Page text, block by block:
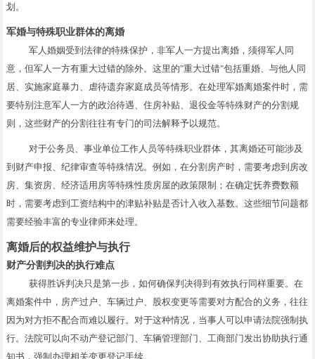
划。
军婚与特殊职业群体的离婚
军人婚姻受到法律的特殊保护，非军人一方提出离婚，须得军人同
意，但军人一方有重大过错的除外。这里的"重大过错"包括重婚、与他人同
居、实施家庭暴力、虐待遗弃家庭成员等情形。在处理军婚离婚案件时，需
要特别注意军人一方的政治待遇、住房补贴、退役金等特殊财产的分割规
则，这些财产的分割往往有专门的司法解释予以规范。
对于公务员、事业单位工作人员等特殊职业群体，其离婚还可能涉及
到财产申报、纪律审查等特殊情况。例如，在分割房产时，需要考虑到房改
房、集资房、经济适用房等特殊性质房屋的政策限制；在确定抚养费数额
时，需要考虑到工资结构中的津贴补贴是否计入收入基数。这些细节问题都
需要经验丰富的专业律师来处理。
离婚后的权益维护与执行
财产分割判决的执行难点
获得胜诉判决只是第一步，如何确保判决得到有效执行同样重要。在
离婚案件中，房产过户、车辆过户、股权变更等需要对方配合的义务，往往
因为对方拒不配合而难以履行。对于这种情况，当事人可以申请法院强制执
行。法院可以向不动产登记部门、车辆管理部门、工商部门发出协助执行通
知书，强制办理相关变更登记手续。